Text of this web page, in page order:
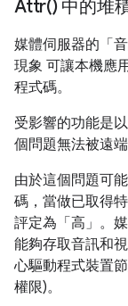
Attr() 中的堆
媒體伺服器的「
現象 可讓本機應
程式碼。
受影響的功能是
個問題無法被遠
由於這個問題可
碼，當做已取得
評定為「高」。
能夠存取音訊和
心驅動程式裝置
權限)。